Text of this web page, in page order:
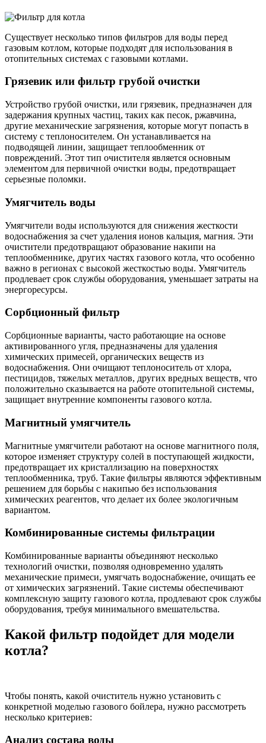
Существует несколько типов фильтров для воды перед
газовым котлом, которые подходят для использования в
отопительных системах с газовыми котлами.
Грязевик или фильтр грубой очистки
Устройство грубой очистки, или грязевик, предназначен для
задержания крупных частиц, таких как песок, ржавчина,
другие механические загрязнения, которые могут попасть в
систему с теплоносителем. Он устанавливается на
подводящей линии, защищает теплообменник от
повреждений. Этот тип очистителя является основным
элементом для первичной очистки воды, предотвращает
серьезные поломки.
Умягчитель воды
Умягчители воды используются для снижения жесткости
водоснабжения за счет удаления ионов кальция, магния. Эти
очистители предотвращают образование накипи на
теплообменнике, других частях газового котла, что особенно
важно в регионах с высокой жесткостью воды. Умягчитель
продлевает срок службы оборудования, уменьшает затраты на
энергоресурсы.
Сорбционный фильтр
Сорбционные варианты, часто работающие на основе
активированного угля, предназначены для удаления
химических примесей, органических веществ из
водоснабжения. Они очищают теплоноситель от хлора,
пестицидов, тяжелых металлов, других вредных веществ, что
положительно сказывается на работе отопительной системы,
защищает внутренние компоненты газового котла.
Магнитный умягчитель
Магнитные умягчители работают на основе магнитного поля,
которое изменяет структуру солей в поступающей жидкости,
предотвращает их кристаллизацию на поверхностях
теплообменника, труб. Такие фильтры являются эффективным
решением для борьбы с накипью без использования
химических реагентов, что делает их более экологичным
вариантом.
Комбинированные системы фильтрации
Комбинированные варианты объединяют несколько
технологий очистки, позволяя одновременно удалять
механические примеси, умягчать водоснабжение, очищать ее
от химических загрязнений. Такие системы обеспечивают
комплексную защиту газового котла, продлевают срок службы
оборудования, требуя минимального вмешательства.
Какой фильтр подойдет для модели
котла?
Чтобы понять, какой очиститель нужно установить с
конкретной моделью газового бойлера, нужно рассмотреть
несколько критериев:
Анализ состава воды